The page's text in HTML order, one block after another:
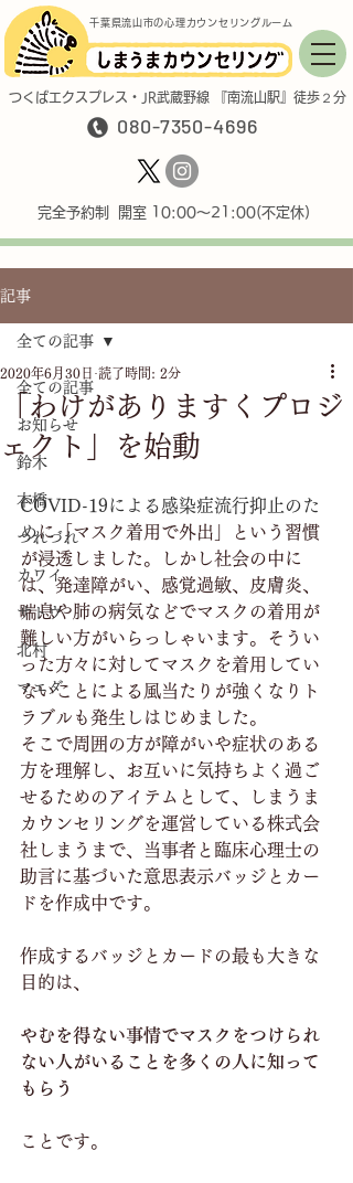
完全予約制 開室 10:00〜21:00(不定休)
080-7350-4696
千葉県流山市の心理カウンセリングルーム
つくばエクスプレス・JR武蔵野線 『南流山駅』徒歩２分
記事
全ての記事
お知らせ
鈴木
本橋
つれづれ
カワイ
サトウ
北村
マエダ
全ての記事
「わけがありますくプロジ
ェクト」を始動
2020年6月30日 読了時間: 2分
COVID-19による感染症流行抑止のた
めに「マスク着用で外出」という習慣
が浸透しました。しかし社会の中に
は、発達障がい、感覚過敏、皮膚炎、
喘息や肺の病気などでマスクの着用が
難しい方がいらっしゃいます。そうい
った方々に対してマスクを着用してい
ないことによる風当たりが強くなりト
ラブルも発生しはじめました。
そこで周囲の方が障がいや症状のある
方を理解し、お互いに気持ちよく過ご
せるためのアイテムとして、しまうま
カウンセリングを運営している株式会
社しまうまで、当事者と臨床心理士の
助言に基づいた意思表示バッジとカー
ドを作成中です。
作成するバッジとカードの最も大きな
目的は、
やむを得ない事情でマスクをつけられ
ない人がいることを多くの人に知って
もらう
ことです。